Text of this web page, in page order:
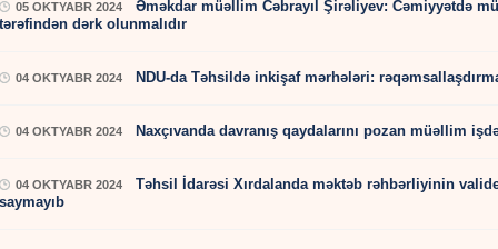
05 OKTYABR 2024
Əməkdar müəllim Cəbrayıl Şirəliyev: Cəmiyyətdə
tərəfindən dərk olunmalıdır
04 OKTYABR 2024 NDU-da Təhsildə inkişaf mərhələri:
04 OKTYABR 2024 Naxçıvanda davranış qaydalarını pozan müəllim
04 OKTYABR 2024
Təhsil İdarəsi Xırdalanda məktəb rəhbərliyinin
saymayıb